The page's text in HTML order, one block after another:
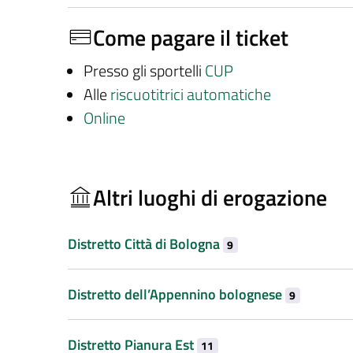
Come pagare il ticket
Presso gli sportelli CUP
Alleriscuotitrici automatiche
Online
Altri luoghi di erogazione
Distretto Città di Bologna 9
Distretto dell’Appennino bolognese 9
Distretto Pianura Est 11